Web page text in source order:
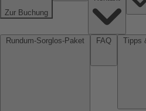
Zur Buchung